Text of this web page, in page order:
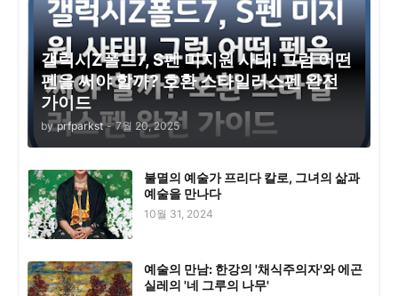
갤럭시Z폴드7, S펜 미지원 사태! 그럼 어떤
펜을 써야 할까? 호환 스타일러스펜 완전
가이드
by prfparkst - 7월 20, 2025
불멸의 예술가 프리다 칼로, 그녀의 삶과
예술을 만나다
10월 31, 2024
예술의 만남: 한강의 '채식주의자'와 에곤
실레의 '네 그루의 나무'